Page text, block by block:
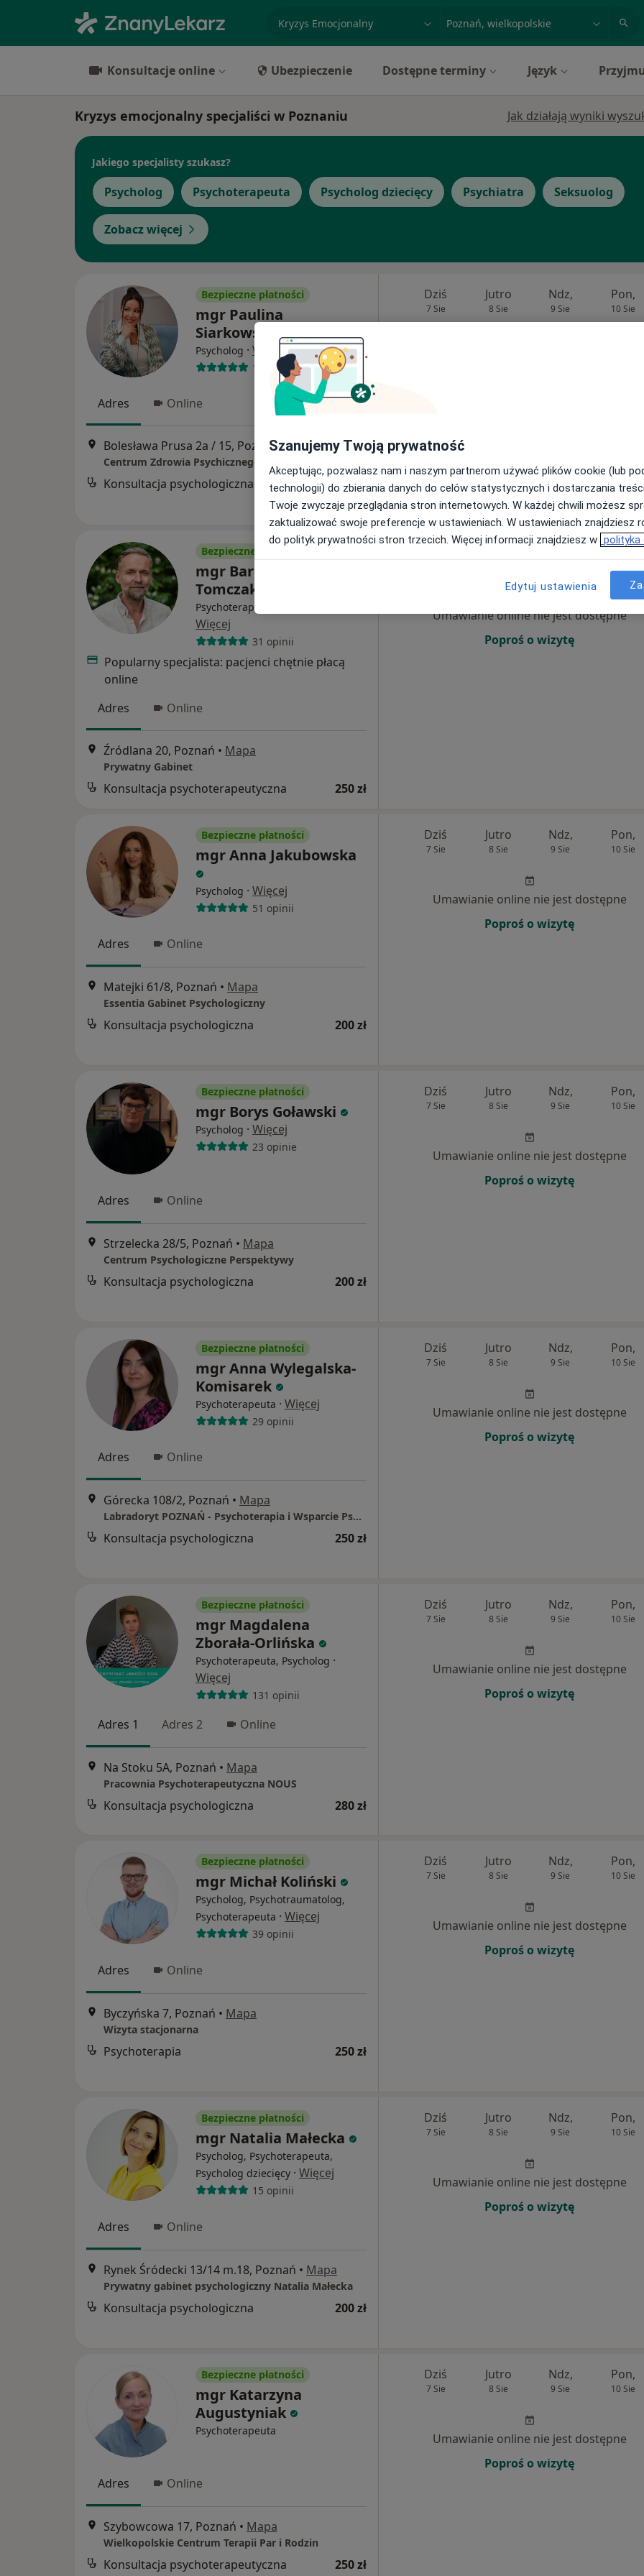
miasto lub dzielnica
Konsultacje online Ubezpieczenie Dostępne terminy Język
Kryzys emocjonalny specjaliści w Poznaniu Jak działają wyniki
Jakiego specjalisty szukasz?
Psycholog Psychoterapeuta Psycholog dziecięcy Psychiatra Seksuolog
Zobacz więcej
Bezpieczne płatności
mgr Paulina
Siarkowska
Psycholog · Więcej
111 opinii
Adres Online
Bolesława Prusa 2a / 15, Poznań • Mapa
Centrum Zdrowia Psychicznego Optimus
Konsultacja psychologiczna 250 zł
Dziś
7 Sie
Jutro
8 Sie
Ndz,
9 Sie
Pon,
10 Sie
Bezpieczne płatności
mgr Bartłomiej
Tomczak
Psychoterapeuta, Psycholog
Więcej
31 opinii
Popularny specjalista: pacjenci chętnie płacą
online
Adres
Online
Źródlana 20, Poznań • Mapa
Prywatny Gabinet
Konsultacja psychoterapeutyczna 250 zł
Ndz, Pon,
Umawianie online nie jest dostępne
Poproś o wizytę
Bezpieczne płatności
mgr Anna Jakubowska
Psycholog · Więcej
51 opinii
Adres Online
Matejki 61/8, Poznań • Mapa
Essentia Gabinet Psychologiczny
Konsultacja psychologiczna 200 zł
Dziś
7 Sie
Jutro
8 Sie
Ndz,
9 Sie
Pon,
10 Sie
Umawianie online nie jest dostępne
Poproś o wizytę
Bezpieczne płatności
mgr Borys Goławski
Psycholog · Więcej
23 opinie
Adres Online
Strzelecka 28/5, Poznań • Mapa
Centrum Psychologiczne Perspektywy
Konsultacja psychologiczna 200 zł
Dziś
7 Sie
Jutro
8 Sie
Ndz,
9 Sie
Pon,
10 Sie
Umawianie online nie jest dostępne
Poproś o wizytę
Bezpieczne płatności
mgr Anna Wylegalska-
Komisarek
Psychoterapeuta · Więcej
29 opinii
Adres Online
Górecka 108/2, Poznań • Mapa
Labradoryt POZNAŃ - Psychoterapia i Wsparcie Psychologiczne
Konsultacja psychologiczna 250 zł
Dziś
7 Sie
Jutro
8 Sie
Ndz,
9 Sie
Pon,
10 Sie
Umawianie online nie jest dostępne
Poproś o wizytę
Bezpieczne płatności
mgr Magdalena
Zborała-Orlińska
Psychoterapeuta, Psycholog ·
Więcej
131 opinii
Adres 1 Adres 2 Online
Na Stoku 5A, Poznań • Mapa
Pracownia Psychoterapeutyczna NOUS
Konsultacja psychologiczna 280 zł
Dziś
7 Sie
Jutro
8 Sie
Ndz,
9 Sie
Pon,
10 Sie
Umawianie online nie jest dostępne
Poproś o wizytę
Bezpieczne płatności
mgr Michał Koliński
Psycholog, Psychotraumatolog,
Psychoterapeuta · Więcej
39 opinii
Adres Online
Byczyńska 7, Poznań • Mapa
Wizyta stacjonarna
Psychoterapia 250 zł
Dziś
7 Sie
Jutro
8 Sie
Ndz,
9 Sie
Pon,
10 Sie
Umawianie online nie jest dostępne
Poproś o wizytę
Bezpieczne płatności
mgr Natalia Małecka
Psycholog, Psychoterapeuta,
Psycholog dziecięcy · Więcej
15 opinii
Adres Online
Rynek Śródecki 13/14 m.18, Poznań • Mapa
Prywatny gabinet psychologiczny Natalia Małecka
Konsultacja psychologiczna 200 zł
Dziś
7 Sie
Jutro
8 Sie
Ndz,
9 Sie
Pon,
10 Sie
Umawianie online nie jest dostępne
Poproś o wizytę
Bezpieczne płatności
mgr Katarzyna
Augustyniak
Psychoterapeuta
Adres Online
Szybowcowa 17, Poznań • Mapa
Wielkopolskie Centrum Terapii Par i Rodzin
Konsultacja psychoterapeutyczna 250 zł
Dziś
7 Sie
Jutro
8 Sie
Ndz,
9 Sie
Pon,
10 Sie
Umawianie online nie jest dostępne
Poproś o wizytę
Szanujemy Twoją prywatność
Akceptując, pozwalasz nam i naszym partnerom używać plików cookie (lub
technologii) do zbierania danych do celów statystycznych i dostarczania
Twoje zwyczaje przeglądania stron internetowych. W każdej chwili możesz
zaktualizować swoje preferencje w ustawieniach. W ustawieniach znajdziesz
do polityk prywatności stron trzecich. Więcej informacji znajdziesz w polityka
Edytuj ustawienia